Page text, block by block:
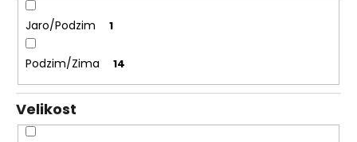
Jaro/Podzim 1
Podzim/Zima 14
Velikost